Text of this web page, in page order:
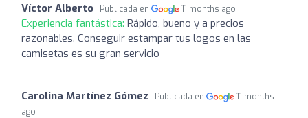
Víctor Alberto Publicada en 11 months ago
Experiencia fantástica: Rápido, bueno y a precios
razonables. Conseguir estampar tus logos en las
camisetas es su gran servicio
Carolina Martínez Gómez Publicada en
11 months
ago